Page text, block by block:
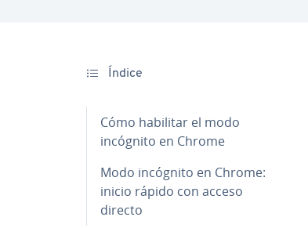
Índice
Cómo habilitar el modo
incógnito en Chrome
Modo incógnito en Chrome:
inicio rápido con acceso
directo